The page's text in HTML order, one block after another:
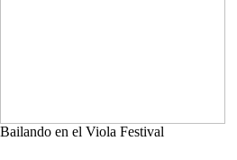
Bailando en el Viola Festival